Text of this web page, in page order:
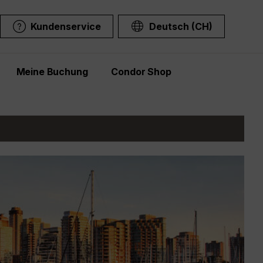
Kundenservice Deutsch (CH)
Meine Buchung Condor Shop